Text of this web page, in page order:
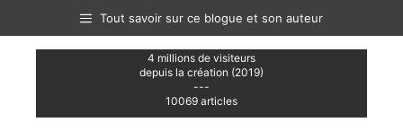
contenu
Tout savoir sur ce blogue et son auteur
4 millions de visiteurs
depuis la création (2019)
---
10069 articles